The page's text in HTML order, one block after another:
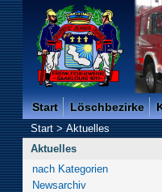
Freiwillige
Start Löschbezirke
Start>Aktuelles
Aktuelles
nach Kategorien
Newsarchiv